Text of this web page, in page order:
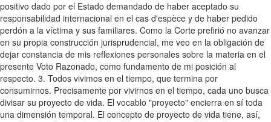
positivo dado por el Estado demandado de haber aceptado su
responsabilidad internacional en el cas d'espèce y de haber pedido
perdón a la víctima y sus familiares. Como la Corte prefirió no avanzar
en su propia construcción jurisprudencial, me veo en la obligación de
dejar constancia de mis reflexiones personales sobre la materia en el
presente Voto Razonado, como fundamento de mi posición al
respecto. 3. Todos vivimos en el tiempo, que termina por
consumirnos. Precisamente por vivirnos en el tiempo, cada uno busca
divisar su proyecto de vida. El vocablo "proyecto" encierra en sí toda
una dimensión temporal. El concepto de proyecto de vida tiene, así,